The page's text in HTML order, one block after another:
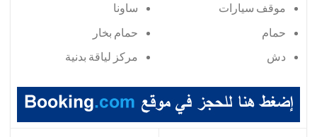
موقف سيارات
حمام
دش
ساونا
حمام بخار
مركز لياقة بدنية